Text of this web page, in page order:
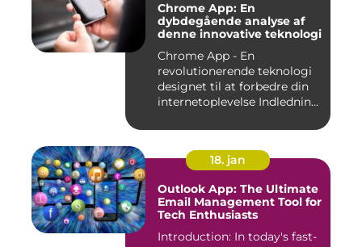
Chrome App: En
dybdegående analyse af
denne innovative teknologi
Chrome App - En
revolutionerende teknologi
designet til at forbedre din
internetoplevelse Indlednin...
18. jan
Outlook App: The Ultimate
Email Management Tool for
Tech Enthusiasts
Introduction: In today's fast-